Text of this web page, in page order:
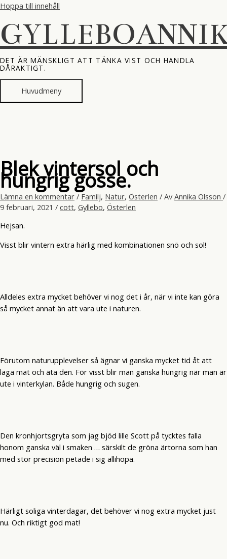
Hoppa till innehåll
DET ÄR MÄNSKLIGT ATT TÄNKA VIST OCH HANDLA
DÅRAKTIGT.
Huvudmeny
Blek vintersol och
hungrig gosse.
Lämna en kommentar / Familj, Natur, Österlen / Av Annika Olsson /
9 februari, 2021 / cott, Gyllebo, Österlen
Hejsan.
Visst blir vintern extra härlig med kombinationen snö och sol!
Alldeles extra mycket behöver vi nog det i år, när vi inte kan göra
så mycket annat än att vara ute i naturen.
Förutom naturupplevelser så ägnar vi ganska mycket tid åt att
laga mat och äta den. För visst blir man ganska hungrig när man är
ute i vinterkylan. Både hungrig och sugen.
Den kronhjortsgryta som jag bjöd lille Scott på tycktes falla
honom ganska väl i smaken … särskilt de gröna ärtorna som han
med stor precision petade i sig allihopa.
Härligt soliga vinterdagar, det behöver vi nog extra mycket just
nu. Och riktigt god mat!